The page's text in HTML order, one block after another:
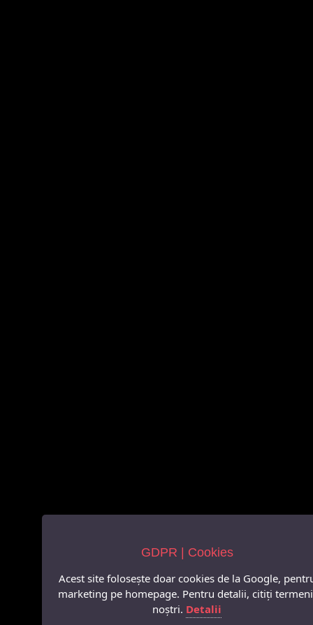
GDPR | Cookies
Acest site folosește doar cookies de la Google,
marketing pe homepage. Pentru detalii, citiți
noștri. Detalii